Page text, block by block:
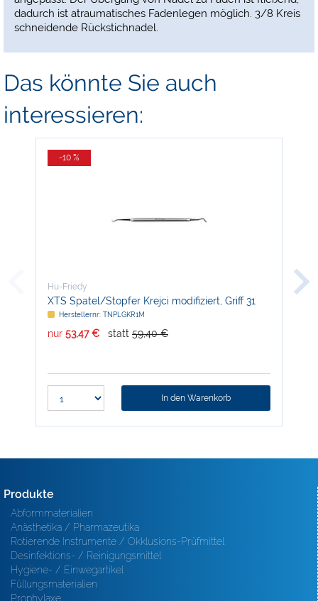
dadurch ist atraumatisches Fadenlegen möglich. 3/8 Kreis
schneidende Rückstichnadel.
Das könnte Sie auch
interessieren:
-10 %
Hu-Friedy
XTS Spatel/Stopfer Krejci modifiziert, Griff 31
mattHerstellernr: TNPLGKR1M
nur 53,47 € statt 59,40 €
In den Warenkorb
Produkte
Abformmaterialien
Anästhetika / Pharmazeutika
Rotierende Instrumente / Okklusions-Prüfmittel
Desinfektions- / Reinigungsmittel
Hygiene- / Einwegartikel
Füllungsmaterialien
Prophylaxe